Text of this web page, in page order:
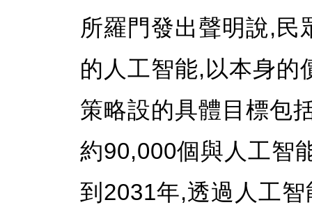
所羅門發出聲明說,民
的人工智能,以本身的
策略設的具體目標包
約90,000個與人工智
到2031年,透過人工